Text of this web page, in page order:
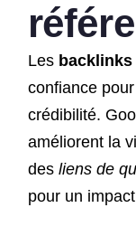
Les backlinks
confiance
crédibilité.
améliorent la
des liens de
pour un